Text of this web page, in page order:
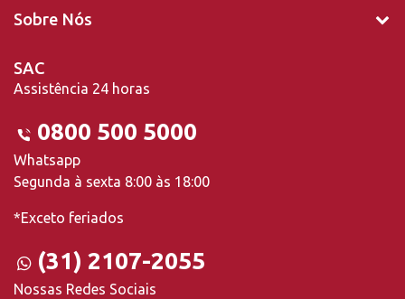
Sobre Nós
SAC
Assistência 24 horas
0800 500 5000
Whatsapp
Segunda à sexta 8:00 às 18:00
*Exceto feriados
(31) 2107-2055
Nossas Redes Sociais